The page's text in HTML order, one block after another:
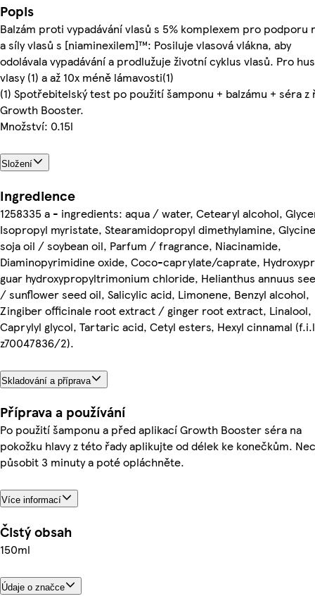
Popis
Balzám proti vypadávání vlasů s 5% komplexem pro podporu
a síly vlasů s [niaminexilem]™: Posiluje vlasová vlákna, aby
odolávala vypadávání a prodlužuje životní cyklus vlasů. Pro
vlasy (1) a až 10x méně lámavosti(1)
(1) Spotřebitelský test po použití šamponu + balzámu + séra z
Growth Booster.
Množství: 0.15l
Složení
Ingredience
1258335 a - ingredients: aqua / water, Cetearyl alcohol,
Isopropyl myristate, Stearamidopropyl dimethylamine, Glycine
soja oil / soybean oil, Parfum / fragrance, Niacinamide,
Diaminopyrimidine oxide, Coco-caprylate/caprate,
guar hydroxypropyltrimonium chloride, Helianthus annuus
/ sunflower seed oil, Salicylic acid, Limonene, Benzyl alcohol,
Zingiber officinale root extract / ginger root extract, Linalool,
Caprylyl glycol, Tartaric acid, Cetyl esters, Hexyl cinnamal
z70047836/2).
Skladování a příprava
Příprava a používání
Po použití šamponu a před aplikací Growth Booster séra na
pokožku hlavy z této řady aplikujte od délek ke konečkům.
působit 3 minuty a poté opláchněte.
Více informací
Čistý obsah
150ml
Údaje o značce